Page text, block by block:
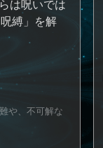
は呪いでは
縛」を解
や、不可解な